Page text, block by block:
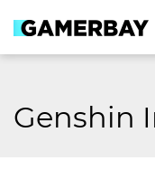
content
Genshin